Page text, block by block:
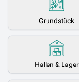
Grundstück
Hallen & Lager